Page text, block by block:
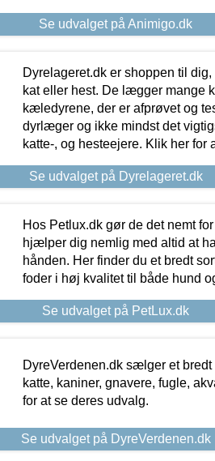
Se udvalget på Animigo.dk
Dyrelageret.dk er shoppen til
kat eller hest. De lægger mange
kæledyrene, der er afprøvet og
dyrlæger og ikke mindst det
katte-, og hesteejere. Klik her for
Se udvalget på Dyrelageret.dk
Hos Petlux.dk gør de det nemt
hjælper dig nemlig med altid at
hånden. Her finder du et bredt
foder i høj kvalitet til både hund
Se udvalget på PetLux.dk
DyreVerdenen.dk sælger et
katte, kaniner, gnavere, fugle,
for at se deres udvalg.
Se udvalget på DyreVerdenen.dk